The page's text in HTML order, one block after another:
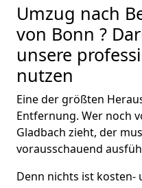
Umzug nach
von Bonn ?
unsere
nutzen
Eine der größten
Entfernung. Wer noch
Gladbach zieht, der
vorausschauend
Denn nichts ist kosten-